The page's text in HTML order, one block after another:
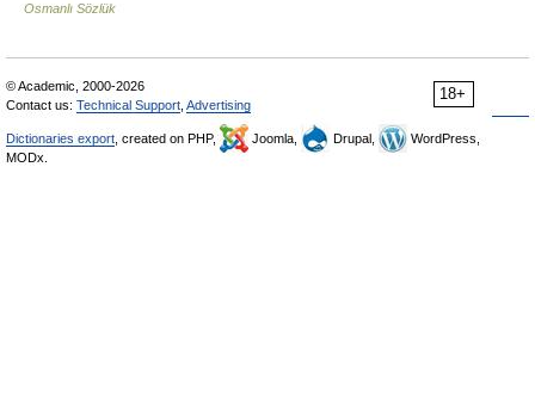
Osmanlı Sözlük
18+
© Academic, 2000-2026
Contact us: Technical Support Advertising
Dictionaries export , created on PHP, Joomla, Drupal,
WordPress,
MODx.